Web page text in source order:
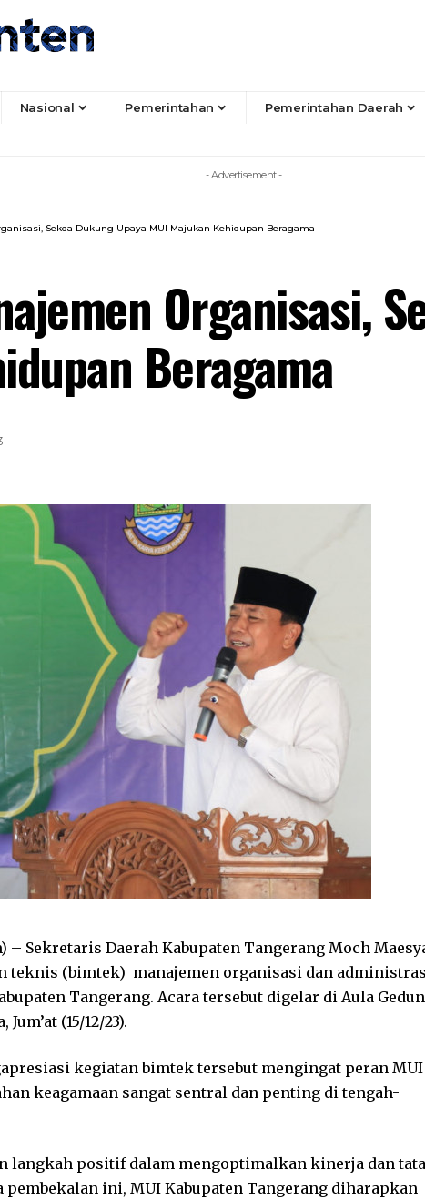
Nasional Pemerintahan Pemerintahan Daerah
- Advertisement -
Sekda Dukung Upaya MUI Majukan Kehidupan Beragama
Organisasi,
Beragama
– Sekretaris Daerah Kabupaten Tangerang Moch
teknis (bimtek) manajemen organisasi dan
Tangerang. Acara tersebut digelar di Aula
(15/12/23).
kegiatan bimtek tersebut mengingat peran MUI
keagamaan sangat sentral dan penting di tengah-
langkah positif dalam mengoptimalkan kinerja dan tata
pembekalan ini, MUI Kabupaten Tangerang diharapkan